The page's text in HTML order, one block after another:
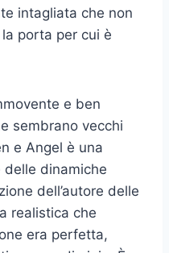
intagliata che non
porta per cui è
e ben
sembrano vecchi
e Angel è una
dinamiche
dell’autore delle
realistica che
era perfetta,